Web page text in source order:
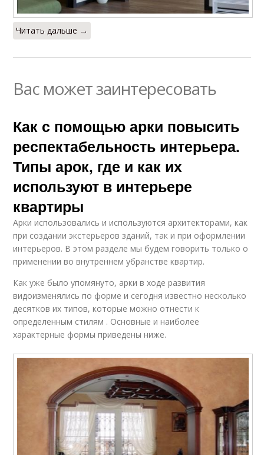
Читать дальше →
Вас может заинтересовать
Как с помощью арки повысить
респектабельность интерьера.
Типы арок, где и как их
используют в интерьере
квартиры
Арки использовались и используются архитекторами, как
при создании экстерьеров зданий, так и при оформлении
интерьеров. В этом разделе мы будем говорить только о
применении во внутреннем убранстве квартир.
Как уже было упомянуто, арки в ходе развития
видоизменялись по форме и сегодня известно несколько
десятков их типов, которые можно отнести к
определенным стилям . Основные и наиболее
характерные формы приведены ниже.